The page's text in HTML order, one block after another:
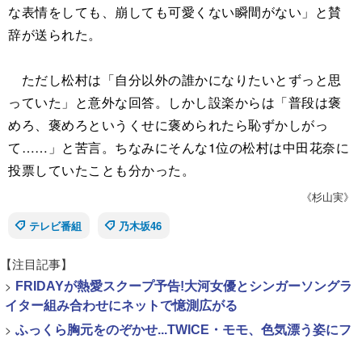
な表情をしても、崩しても可愛くない瞬間がない」と賛
辞が送られた。
ただし松村は「自分以外の誰かになりたいとずっと思
っていた」と意外な回答。しかし設楽からは「普段は褒
めろ、褒めろというくせに褒められたら恥ずかしがっ
て……」と苦言。ちなみにそんな1位の松村は中田花奈に
投票していたことも分かった。
《杉山実》
テレビ番組
乃木坂46
【注目記事】
> FRIDAYが熱愛スクープ予告!大河女優とシンガーソングラ
イター組み合わせにネットで憶測広がる
> ふっくら胸元をのぞかせ...TWICE・モモ、色気漂う姿にフ